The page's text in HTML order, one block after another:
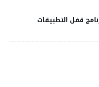
قفل التطبيقات